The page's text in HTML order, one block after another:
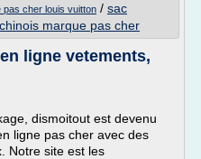
pas cher louis vuitton / sac
marque pas cher
ligne vetements,
dismoitout est devenu
ligne pas cher avec des
Notre site est les